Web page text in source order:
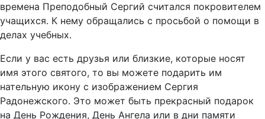
времена Преподобный Сергий считался покровителем
учащихся. К нему обращались с просьбой о помощи в
делах учебных.
Если у вас есть друзья или близкие, которые носят
имя этого святого, то вы можете подарить им
нательную икону с изображением Сергия
Радонежского. Это может быть прекрасный подарок
на День Рождения, День Ангела или в дни памяти